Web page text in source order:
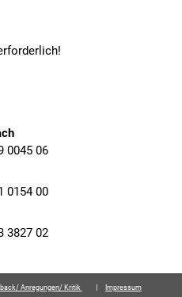
0045 06
0154 00
3827 02
Anregungen/ Kritik Impressum